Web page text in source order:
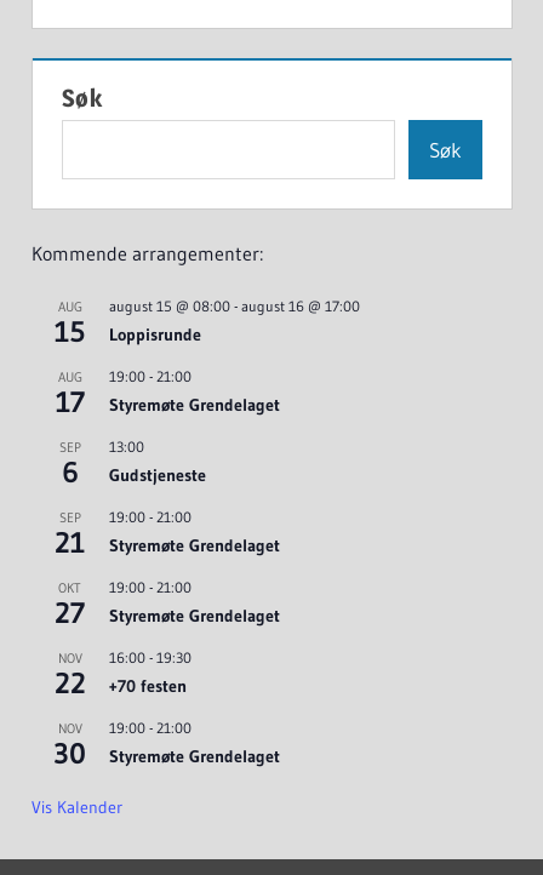
Søk
Søk
Kommende arrangementer:
AUG
15
august 15 @ 08:00- august 16 @ 17:00
Loppisrunde
AUG
17
19:00- 21:00
Styremøte Grendelaget
SEP
6
13:00
Gudstjeneste
SEP
21
19:00- 21:00
Styremøte Grendelaget
OKT
27
19:00- 21:00
Styremøte Grendelaget
NOV
22
16:00- 19:30
+70 festen
NOV
30
19:00- 21:00
Styremøte Grendelaget
Vis Kalender